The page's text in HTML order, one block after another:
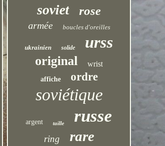
soviet rose
armée boucles d'oreilles
ukrainien solide urss
original wrist
affiche ordre
soviétique
argent taille russe
ring rare